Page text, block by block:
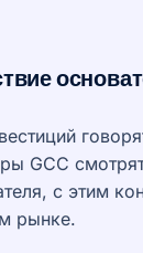
GCC
с этим
рынке.